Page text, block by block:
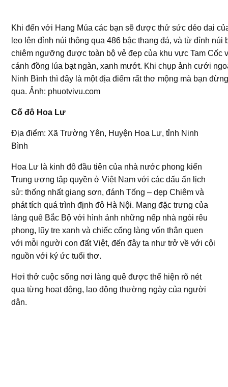
Khi đến với Hang Múa các bạn sẽ được thử sức dẻo dai
leo lên đỉnh núi thông qua 486 bậc thang đá, và từ đỉnh núi
chiêm ngưỡng được toàn bộ vẻ đẹp của khu vực Tam Cốc
cánh đồng lúa bạt ngàn, xanh mướt. Khi chụp ảnh cưới
Ninh Bình thì đây là một địa điểm rất thơ mộng mà bạn
qua. Ảnh: phuotvivu.com
Cố đô Hoa Lư
Địa điểm: Xã Trường Yên, Huyện Hoa Lư, tỉnh Ninh
Bình
Hoa Lư là kinh đô đầu tiên của nhà nước phong kiến
Trung ương tập quyền ở Việt Nam với các dấu ấn lịch
sử: thống nhất giang sơn, đánh Tống – dẹp Chiêm và
phát tích quá trình định đô Hà Nội. Mang đặc trưng của
làng quê Bắc Bộ với hình ảnh những nếp nhà ngói rêu
phong, lũy tre xanh và chiếc cổng làng vốn thân quen
với mỗi người con đất Việt, đến đây ta như trở về với cội
nguồn với ký ức tuổi thơ.
Hơi thở cuộc sống nơi làng quê được thể hiện rõ nét
qua từng hoạt động, lao động thường ngày của người
dân.